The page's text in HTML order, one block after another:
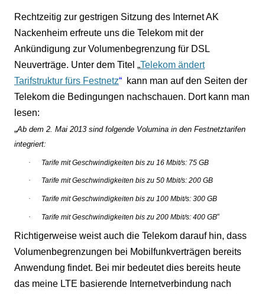
Rechtzeitig zur gestrigen Sitzung des Internet AK
Nackenheim erfreute uns die Telekom mit der
Ankündigung zur Volumenbegrenzung für DSL
Neuverträge. Unter dem Titel „Telekom ändert
Tarifstruktur fürs Festnetz“ kann man auf den Seiten der
Telekom die Bedingungen nachschauen. Dort kann man
lesen:
„Ab dem 2. Mai 2013 sind folgende Volumina in den Festnetztarifen
integriert:
· Tarife mit Geschwindigkeiten bis zu 16 Mbit/s: 75 GB
· Tarife mit Geschwindigkeiten bis zu 50 Mbit/s: 200 GB
· Tarife mit Geschwindigkeiten bis zu 100 Mbit/s: 300 GB
· Tarife mit Geschwindigkeiten bis zu 200 Mbit/s: 400 GB“
Richtigerweise weist auch die Telekom darauf hin, dass
Volumenbegrenzungen bei Mobilfunkverträgen bereits
Anwendung findet. Bei mir bedeutet dies bereits heute
das meine LTE basierende Internetverbindung nach